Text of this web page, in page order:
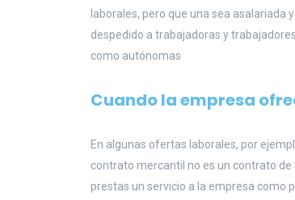
laborales, pero que una sea
despedido a trabajadoras y
como autónomas
Cuando la empresa
En algunas ofertas laborales, por
contrato mercantil no es un contrato
prestas un servicio a la empresa como